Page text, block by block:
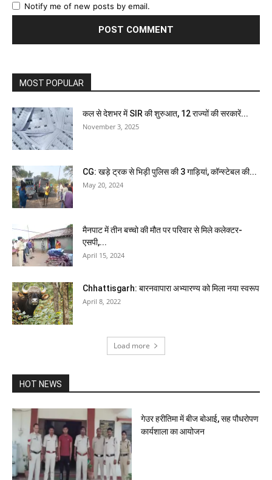
Notify me of new posts by email.
MOST POPULAR
कल से देशभर में SIR की शुरुआत, 12 राज्यों की सरकारें...
November 3, 2025
CG: खड़े ट्रक से भिड़ी पुलिस की 3 गाड़ियां, कॉन्स्टेबल की...
May 20, 2024
मैनपाट में तीन बच्चो की मौत पर परिवार से मिले कलेक्टर-
एसपी,...
April 15, 2024
Chhattisgarh: बारनवापारा अभ्यारण्य को मिला नया स्वरूप
April 8, 2022
Load more
HOT NEWS
गेउर हरीतिमा में बीज बोआई, सह पौधरोपण
कार्यशाला का आयोजन